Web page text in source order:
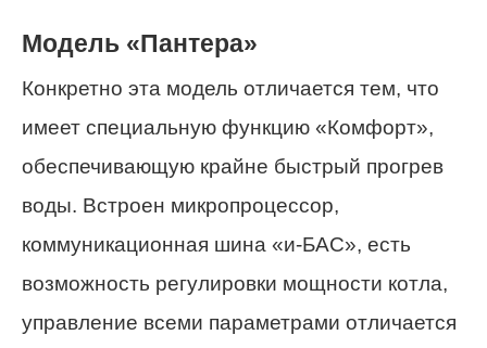
Модель «Пантера»
Конкретно эта модель отличается тем, что
имеет специальную функцию «Комфорт»,
обеспечивающую крайне быстрый прогрев
воды. Встроен микропроцессор,
коммуникационная шина «и-БАС», есть
возможность регулировки мощности котла,
управление всеми параметрами отличается